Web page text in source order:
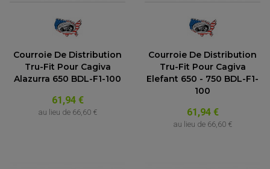
Courroie De Distribution
Tru-Fit Pour Cagiva
Alazurra 650 BDL-F1-100
61,94 €
au lieu de 66,60 €
Courroie De Distribution
Tru-Fit Pour Cagiva
Elefant 650 - 750 BDL-F1-
100
61,94 €
au lieu de 66,60 €